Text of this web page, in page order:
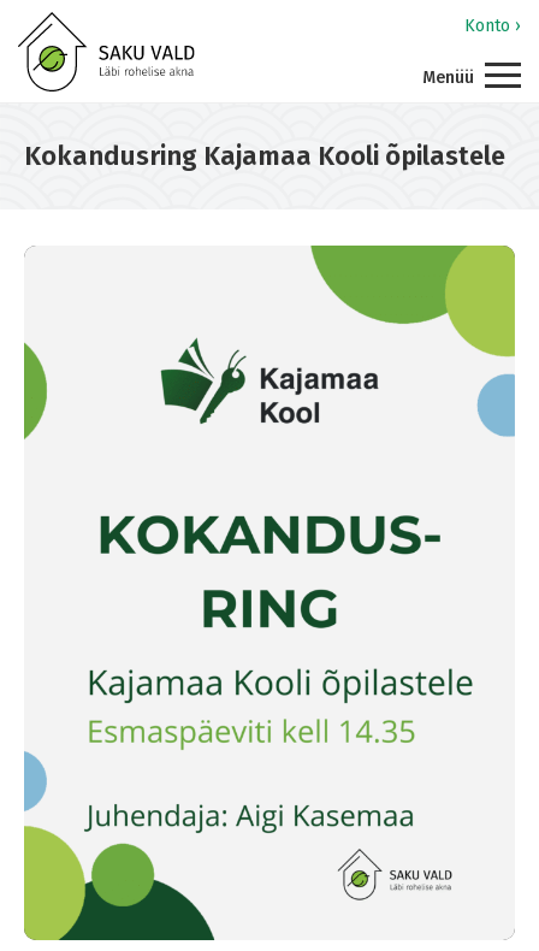
Konto ›
Menüü
Kokandusring Kajamaa Kooli õpilastele